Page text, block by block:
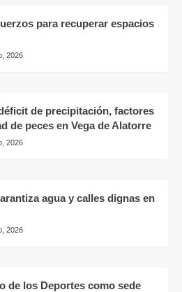
para recuperar espacios
2026
de precipitación, factores
de peces en Vega de Alatorre
2026
agua y calles dignas en
2026
de los Deportes como sede